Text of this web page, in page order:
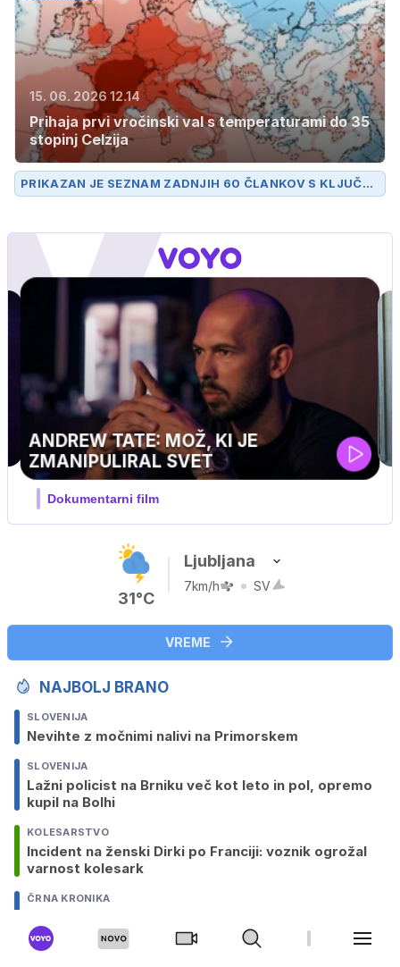
15. 06. 2026 12.14
Prihaja prvi vročinski val s temperaturami do 35
stopinj Celzija
PRIKAZAN JE SEZNAM ZADNJIH 60 ČLANKOV S KLJUČN
O BESEDOARSO.
UEFA SUPERPOKAL
V živo na VOYO: sreda ob 20.30
31°C
Ljubljana
7km/h SV
VREME
NAJBOLJ BRANO
SLOVENIJA
Nevihte z močnimi nalivi na Primorskem
SLOVENIJA
Lažni policist na Brniku več kot leto in pol, opremo
kupil na Bolhi
KOLESARSTVO
Incident na ženski Dirki po Franciji: voznik ogrožal
varnost kolesark
ČRNA KRONIKA
specialci